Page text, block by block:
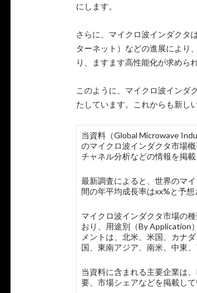
にします。
さらに、マイクロ波インダクタ
ターネット）などの進展により
り、ますます高性能化が求めら
このように、マイクロ波インダ
たしています。これからも新し
当資料（Global Microwave
のマイクロ波インダクタ市場
チャネル分析などの情報を掲載
最新調査によると、世界のマ
間の年平均成長率はxx%と予想
マイクロ波インダクタ市場の
おり、用途別（By Application
メントは、北米、米国、カナ
国、東南アジア、南米、中東
当資料に含まれる主要企業は
要、市場シェアなどを掲載して